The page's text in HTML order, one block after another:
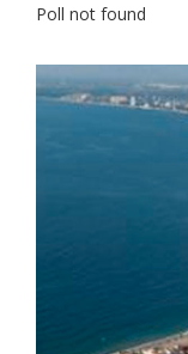
Poll not found